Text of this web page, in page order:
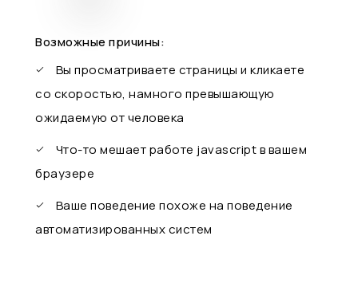
Возможные причины:
Вы просматриваете страницы и кликаете
со скоростью, намного превышающую
ожидаемую от человека
Что-то мешает работе javascript в вашем
браузере
Ваше поведение похоже на поведение
автоматизированных систем